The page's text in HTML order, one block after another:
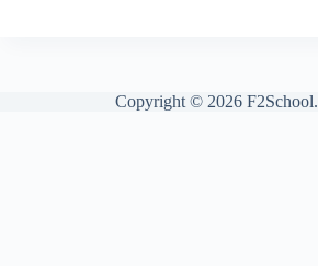
Copyright © 2026 F2School.